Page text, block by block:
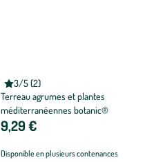
3/5 (2)
Note
moyenne
de
3
sur
5
2
BOTANIC®
Terreau agrumes et plantes
méditerranéennes botanic®
9,29 €
Disponible en plusieurs contenances